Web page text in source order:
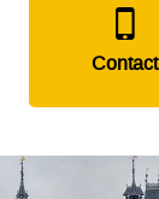
Contact